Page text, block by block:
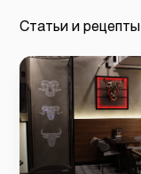
Статьи и рецепты